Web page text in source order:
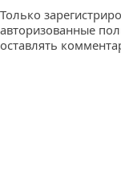
Только
авторизованные
оставлять